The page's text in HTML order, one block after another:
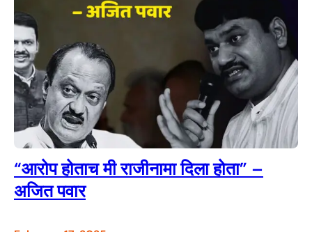
“आरोप होताच मी राजीनामा दिला होता” –
अजित पवार